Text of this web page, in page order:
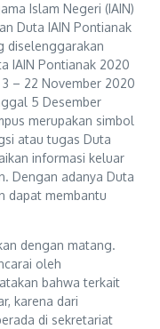
Islam Negeri (IAIN)
Duta IAIN Pontianak
diselenggarakan
IAIN Pontianak 2020
– 22 November 2020
5 Desember
merupakan simbol
atau tugas Duta
informasi keluar
Dengan adanya Duta
dapat membantu
dengan matang.
oleh
bahwa terkait
karena dari
di sekretariat